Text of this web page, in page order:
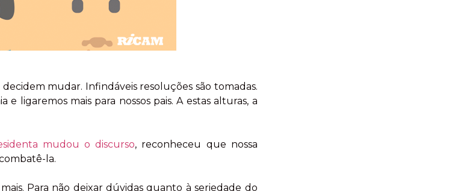
mudar. Infindáveis resoluções são tomadas.
ligaremos mais para nossos pais. A estas alturas, a
mudou o discurso, reconheceu que nossa
la.
Para não deixar dúvidas quanto à seriedade do